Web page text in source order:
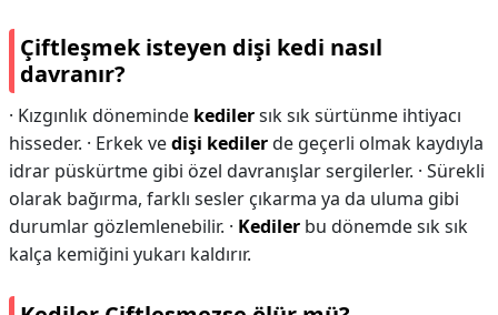
Çiftleşmek isteyen dişi kedi nasıl
davranır?
· Kızgınlık döneminde kedilersık sık sürtünme ihtiyacı
hisseder. · Erkek vedişi kedilerde geçerli olmak kaydıyla
idrar püskürtme gibi özel davranışlar sergilerler. · Sürekli
olarak bağırma, farklı sesler çıkarma ya da uluma gibi
durumlar gözlemlenebilir. · Kediler bu dönemde sık sık
kalça kemiğini yukarı kaldırır.